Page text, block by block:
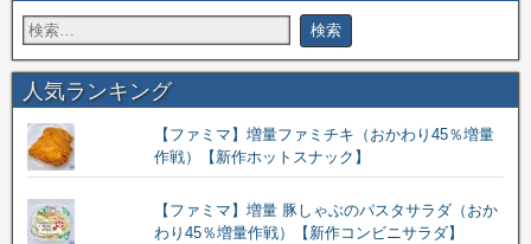
人気ランキング
【ファミマ】増量ファミチキ（おかわり45％増量
作戦）【新作ホットスナック】
【ファミマ】増量 豚しゃぶのパスタサラダ（おか
わり45％増量作戦）【新作コンビニサラダ】